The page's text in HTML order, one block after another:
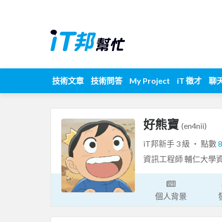
技術文章 技術問答 My Project iT 徵才 聊
好熊寶 (en4nii)
iT邦新手 3 級 ‧ 點數
資訊工程師 輔仁大學
個人背景